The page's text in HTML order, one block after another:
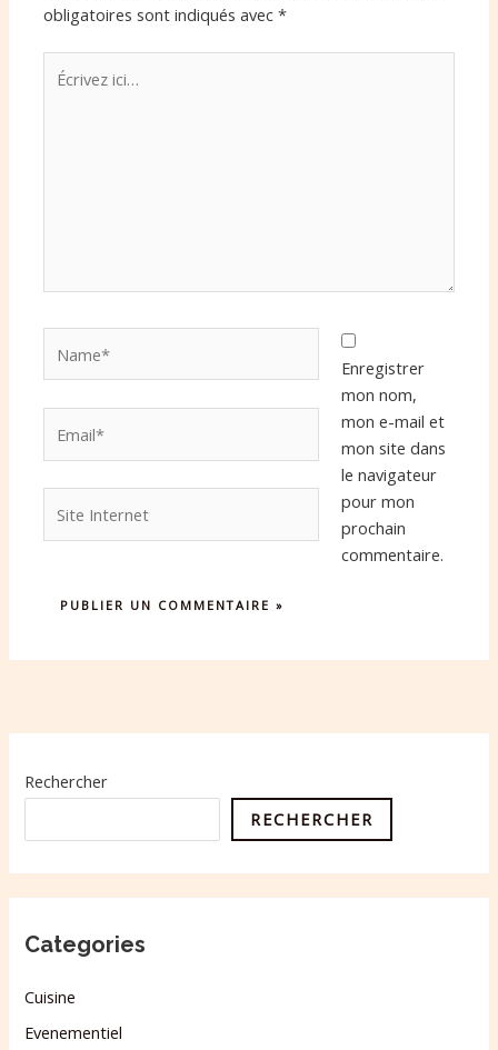
obligatoires sont indiqués avec*
ici…
Internet
Enregistrer
mon nom,
mon e-mail et
mon site dans
le navigateur
pour mon
prochain
commentaire.
Rechercher
RECHERCHER
Categories
Cuisine
Evenementiel